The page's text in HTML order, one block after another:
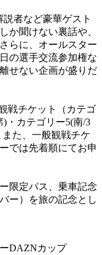
者など豪華ゲスト
か聞けない裏話や、
らに、オールスター
の選手交流参加権な
せない企画が盛りだ
戦チケット（カテゴ
)・カテゴリー5(南/3
た、一般観戦チケ
では先着順にてお申
限定パス、乗車記念
ー）を旅の記念とし
DAZNカップ